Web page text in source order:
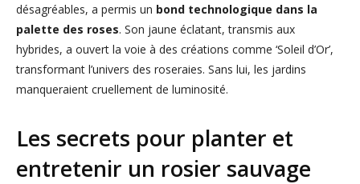
désagréables, a permis un bond technologique dans la
palette des roses. Son jaune éclatant, transmis aux
hybrides, a ouvert la voie à des créations comme ‘Soleil d’Or’,
transformant l’univers des roseraies. Sans lui, les jardins
manqueraient cruellement de luminosité.
Les secrets pour planter et
entretenir un rosier sauvage